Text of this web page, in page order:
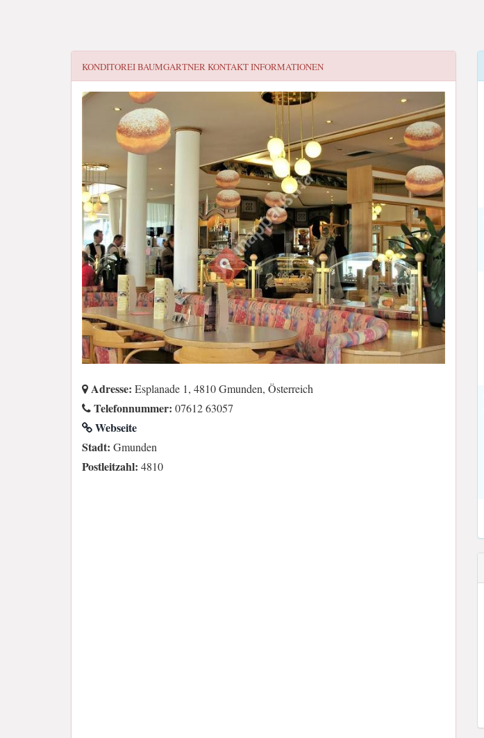
KONDITOREI BAUMGARTNERKONTAKT INFORMATIONEN
Adresse: Esplanade 1, 4810 Gmunden, Österreich
Telefonnummer: 07612 63057
Webseite
Stadt: Gmunden
Postleitzahl: 4810